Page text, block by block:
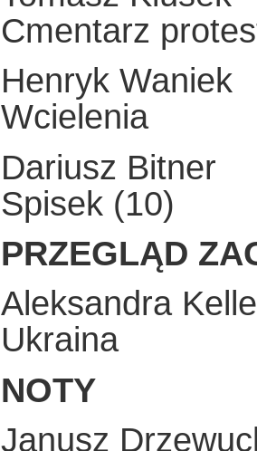
Cmentarz
Henryk Waniek
Wcielenia
Dariusz Bitner
Spisek (10)
PRZEGLĄD
Aleksandra
Ukraina
NOTY
Janusz